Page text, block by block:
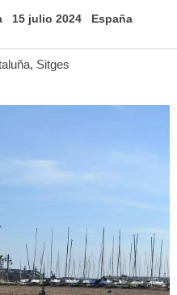
15 julio 2024 España
, Sitges